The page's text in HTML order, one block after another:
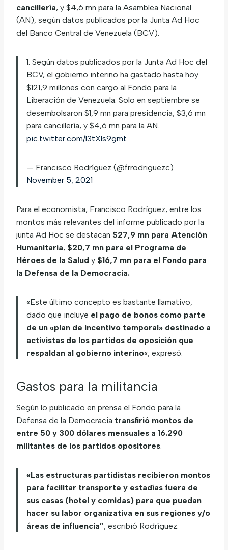
cancillería, y $4,6 mn para la Asamblea Nacional
(AN), según datos publicados por la Junta Ad Hoc
del Banco Central de Venezuela (BCV).
1. Según datos publicados por la Junta Ad Hoc del
BCV, el gobierno interino ha gastado hasta hoy
$121,9 millones con cargo al Fondo para la
Liberación de Venezuela. Solo en septiembre se
desembolsaron $1,9 mn para presidencia, $3,6 mn
para cancillería, y $4,6 mn para la AN.
pic.twitter.com/l3tXls9gmt
— Francisco Rodríguez (@frrodriguezc)
November 5, 2021
Para el economista, Francisco Rodríguez, entre los
montos más relevantes del informe publicado por la
junta Ad Hoc se destacan $27,9 mn para Atención
Humanitaria, $20,7 mn para el Programa de
Héroes de la Salud y $16,7 mn para el Fondo para
la Defensa de la Democracia.
«Este último concepto es bastante llamativo,
dado que incluye el pago de bonos como parte
de un «plan de incentivo temporal» destinado a
activistas de los partidos de oposición que
respaldan al gobierno interino«, expresó.
Gastos para la militancia
Según lo publicado en prensa el Fondo para la
Defensa de la Democracia transfirió montos de
entre 50 y 300 dólares mensuales a 16.290
militantes de los partidos opositores
«Las estructuras partidistas recibieron montos
para facilitar transporte y estadías fuera de
sus casas (hotel y comidas) para que puedan
hacer su labor organizativa en sus regiones y/o
áreas de influencia”, escribió Rodríguez.